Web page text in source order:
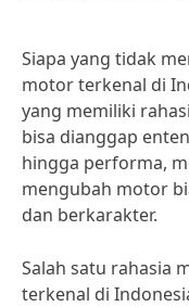
Siapa yang tidak
motor terkenal di
yang memiliki
bisa dianggap
hingga performa,
mengubah motor
dan berkarakter.
Salah satu rahasia
terkenal di